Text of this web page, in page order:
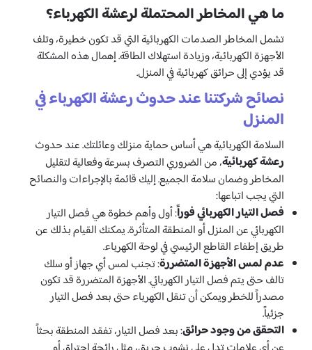
ما هي المخاطر المحتملة لرعشة الكهرباء؟
تشمل المخاطر الصدمات الكهربائية التي قد تكون خطيرة، وتلف
الأجهزة الكهربائية، وزيادة استهلاك الطاقة. إهمال هذه المشكلة
قد يؤدي إلى حرائق كهربائية في المنزل.
نصائح شركتنا عند حدوث رعشة الكهرباء في
المنزل
السلامة الكهربائية هي أساس حماية منزلك وعائلتك. عند حدوث
رعشة كهربائية، من الضروري التصرف بسرعة وفعالية لتقليل
المخاطر وضمان سلامة الجميع. إليك قائمة بالإجراءات والنصائح
التي يجب اتباعها:
فصل التيار الكهربائي فوراً: أول وأهم خطوة هي فصل التيار
الكهربائي عن المنزل أو المنطقة المتأثرة. يمكنك القيام بذلك عن
طريق إطفاء القاطع الرئيسي في لوحة الكهرباء.
عدم لمس الأجهزة المتضررة: تجنب لمس أي جهاز أو سلك
تالف حتى يتم فصل التيار الكهربائي. الأجهزة المتضررة قد تكون
مصدراً للخطر ويمكن أن تنقل الكهرباء حتى بعد فصل التيار
جزئياً.
التحقق من وجود حرائق: بعد فصل التيار، تفقد المنطقة بحثاً